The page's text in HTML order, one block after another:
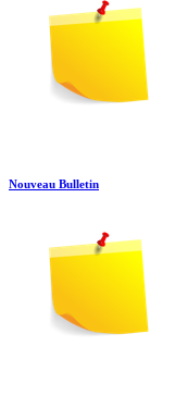
Nouveau Bulletin